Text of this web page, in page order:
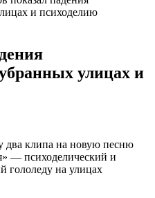
и психоделию
улицах и
два клипа на новую песню
— психоделический и
гололеду на улицах